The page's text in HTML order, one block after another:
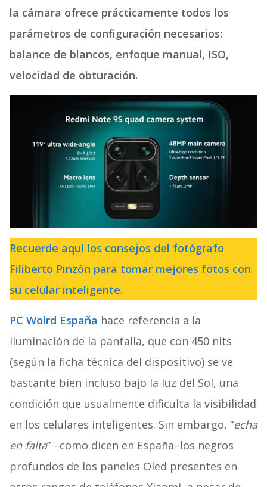
la cámara ofrece prácticamente todos los
parámetros de configuración necesarios:
balance de blancos, enfoque manual, ISO,
velocidad de obturación.
Recuerde aquí los consejos del fotógrafo
Filiberto Pinzón para tomar mejores fotos con
su celular inteligente.
PC Wolrd España hace referencia a la
iluminación de la pantalla, que con 450 nits
(según la ficha técnica del dispositivo) se ve
bastante bien incluso bajo la luz del Sol, una
condición que usualmente dificulta la visibilidad
en los celulares inteligentes. Sin embargo, “echa
en falta” –como dicen en España–los negros
profundos de los paneles Oled presentes en